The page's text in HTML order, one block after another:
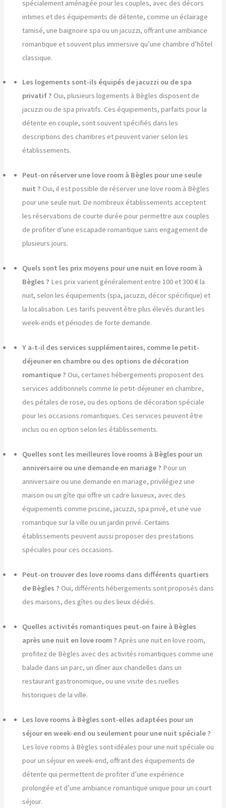
spécialement aménagée pour les couples, avec des décors
intimes et des équipements de détente, comme un éclairage
tamisé, une baignoire spa ou un jacuzzi, offrant une ambiance
romantique et souvent plus immersive qu’une chambre d’hôtel
classique.
Les logements sont-ils équipés de jacuzzi ou de spa
privatif ? Oui, plusieurs logements à Bègles disposent de
jacuzzi ou de spa privatifs. Ces équipements, parfaits pour la
détente en couple, sont souvent spécifiés dans les
descriptions des chambres et peuvent varier selon les
établissements.
Peut-on réserver une love room à Bègles pour une seule
nuit ? Oui, il est possible de réserver une love room à Bègles
pour une seule nuit. De nombreux établissements acceptent
les réservations de courte durée pour permettre aux couples
de profiter d’une escapade romantique sans engagement de
plusieurs jours.
Quels sont les prix moyens pour une nuit en love room à
Bègles ? Les prix varient généralement entre 100 et 300 € la
nuit, selon les équipements (spa, jacuzzi, décor spécifique) et
la localisation. Les tarifs peuvent être plus élevés durant les
week-ends et périodes de forte demande.
Y a-t-il des services supplémentaires, comme le petit-
déjeuner en chambre ou des options de décoration
romantique ? Oui, certaines hébergements proposent des
services additionnels comme le petit-déjeuner en chambre,
des pétales de rose, ou des options de décoration spéciale
pour les occasions romantiques. Ces services peuvent être
inclus ou en option selon les établissements.
Quelles sont les meilleures love rooms à Bègles pour un
anniversaire ou une demande en mariage ? Pour un
anniversaire ou une demande en mariage, privilégiez une
maison ou un gîte qui offre un cadre luxueux, avec des
équipements comme piscine, jacuzzi, spa privé, et une vue
romantique sur la ville ou un jardin privé. Certains
établissements peuvent aussi proposer des prestations
spéciales pour ces occasions.
Peut-on trouver des love rooms dans différents quartiers
de Bègles ? Oui, différents hébergements sont proposés dans
des maisons, des gîtes ou des lieux dédiés.
Quelles activités romantiques peut-on faire à Bègles
après une nuit en love room ? Après une nuit en love room,
profitez de Bègles avec des activités romantiques comme une
balade dans un parc, un dîner aux chandelles dans un
restaurant gastronomique, ou une visite des ruelles
historiques de la ville.
Les love rooms à Bègles sont-elles adaptées pour un
séjour en week-end ou seulement pour une nuit spéciale ?
Les love rooms à Bègles sont idéales pour une nuit spéciale ou
pour un séjour en week-end, offrant des équipements de
détente qui permettent de profiter d’une expérience
prolongée et d’une ambiance romantique unique pour un court
séjour.